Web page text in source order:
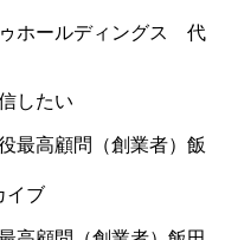
ゥホールディングス 代
したい
イブ